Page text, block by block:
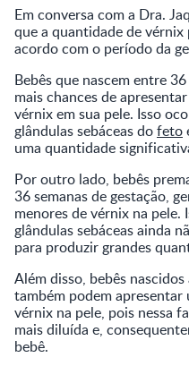
Em conversa com a Dra.
que a quantidade de
acordo com o período da
Bebês que nascem entre
mais chances de
vérnix em sua pele. Isso
glândulas sebáceas dofeto
uma quantidade
Por outro lado, bebês
36 semanas de gestação,
menores de vérnix na pele.
glândulas sebáceas ainda
para produzir grandes
Além disso, bebês
também podem
vérnix na pele, pois nessa
mais diluída e,
bebê.